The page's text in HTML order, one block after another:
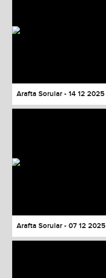
Arafta Sorular - 14 12 2025
Arafta Sorular - 07 12 2025